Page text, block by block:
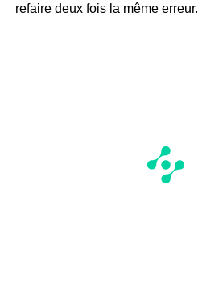
refaire deux fois la même erreur.